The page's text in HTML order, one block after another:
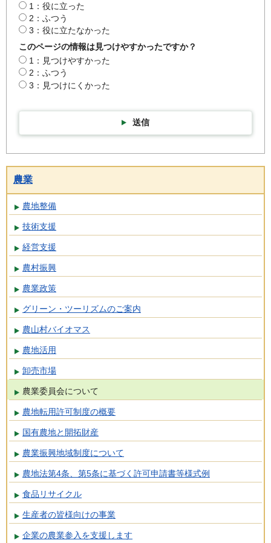
1：役に立った
2：ふつう
3：役に立たなかった
このページの情報は見つけやすかったですか？
1：見つけやすかった
2：ふつう
3：見つけにくかった
送信
農業
農地整備
技術支援
経営支援
農村振興
農業政策
グリーン・ツーリズムのご案内
農山村バイオマス
農地活用
卸売市場
農業委員会について
農地転用許可制度の概要
国有農地と開拓財産
農業振興地域制度について
農地法第4条、第5条に基づく許可申請書等様式例
食品リサイクル
生産者の皆様向けの事業
企業の農業参入を支援します